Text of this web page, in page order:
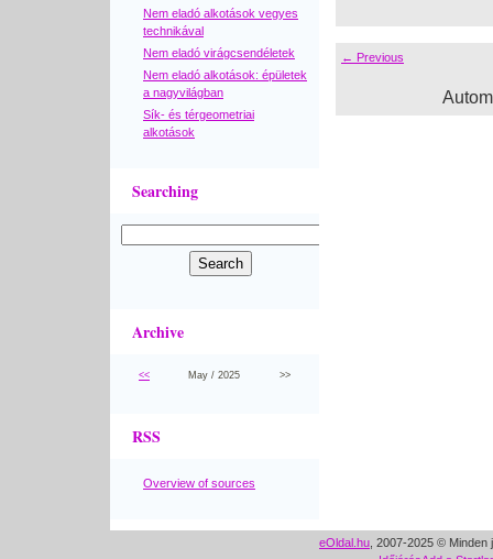
Nem eladó alkotások vegyes
technikával
Nem eladó virágcsendéletek
Nem eladó alkotások: épületek
a nagyvilágban
Sík- és térgeometriai
alkotások
Searching
Archive
<< May / 2025 >>
RSS
Overview of sources
← Previous
eOldal.hu , 2007-2025 ©